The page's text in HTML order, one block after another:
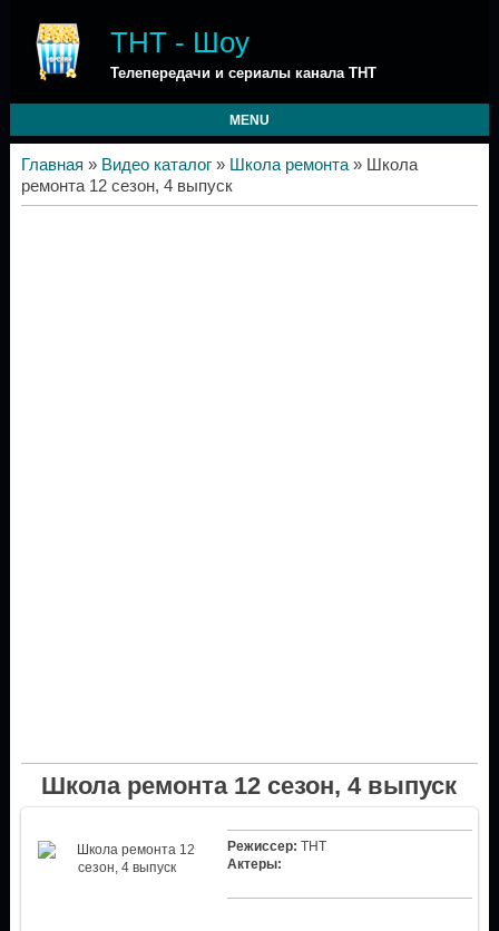
ТНТ - Шоу
Телепередачи и сериалы канала ТНТ
MENU
Главная » Видео каталог» Школа ремонта» Школа
ремонта 12 сезон, 4 выпуск
Школа ремонта 12 сезон, 4 выпуск
Режиссер: ТНТ
Актеры: